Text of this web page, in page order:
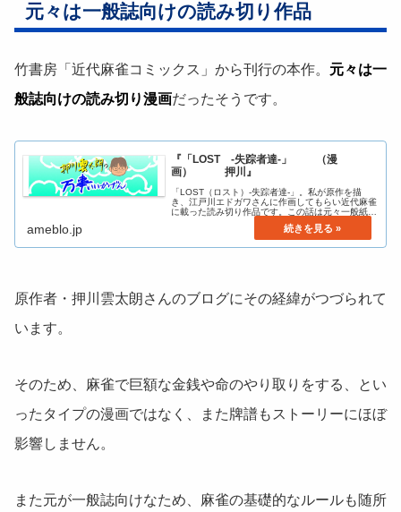
元々は一般誌向けの読み切り作品
竹書房「近代麻雀コミックス」から刊行の本作。 元々は一
般誌向けの読み切り漫画だったそうです。
『「LOST -失踪者達-」 （漫
画） 押川』
「LOST（ロスト）-失踪者達-」。私が原作を描
き、江戸川エドガワさんに作画してもらい近代麻雀
に載った読み切り作品です。この話は元々一般紙に
ameblo.jp
原作者・押川雲太朗さんのブログにその経緯がつづられて
います。
そのため、麻雀で巨額な金銭や命のやり取りをする、とい
ったタイプの漫画ではなく、また牌譜もストーリーにほぼ
影響しません。
また元が一般誌向けなため、麻雀の基礎的なルールも随所